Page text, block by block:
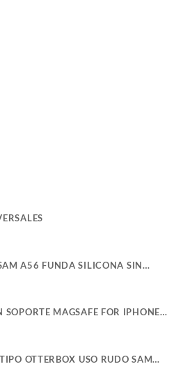
A56 FUNDA SILICONA SIN
SAMSUNG
SOPORTE MAGSAFE FOR IPHONE
MAGSAFE
OTTERBOX USO RUDO SAM
S26 ULTRA